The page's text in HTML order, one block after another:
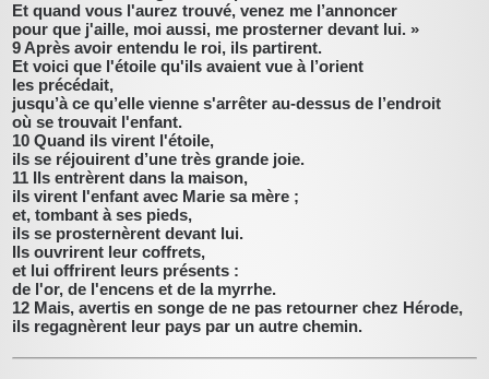
Et quand vous l'aurez trouvé, venez me l’annoncer
pour que j'aille, moi aussi, me prosterner devant lui. »
9 Après avoir entendu le roi, ils partirent.
Et voici que l'étoile qu'ils avaient vue à l’orient
les précédait,
jusqu’à ce qu’elle vienne s'arrêter au-dessus de l’endroit
où se trouvait l'enfant.
10 Quand ils virent l'étoile,
ils se réjouirent d’une très grande joie.
11 Ils entrèrent dans la maison,
ils virent l'enfant avec Marie sa mère ;
et, tombant à ses pieds,
ils se prosternèrent devant lui.
Ils ouvrirent leur coffrets,
et lui offrirent leurs présents :
de l'or, de l'encens et de la myrrhe.
12 Mais, avertis en songe de ne pas retourner chez Hérode,
ils regagnèrent leur pays par un autre chemin.